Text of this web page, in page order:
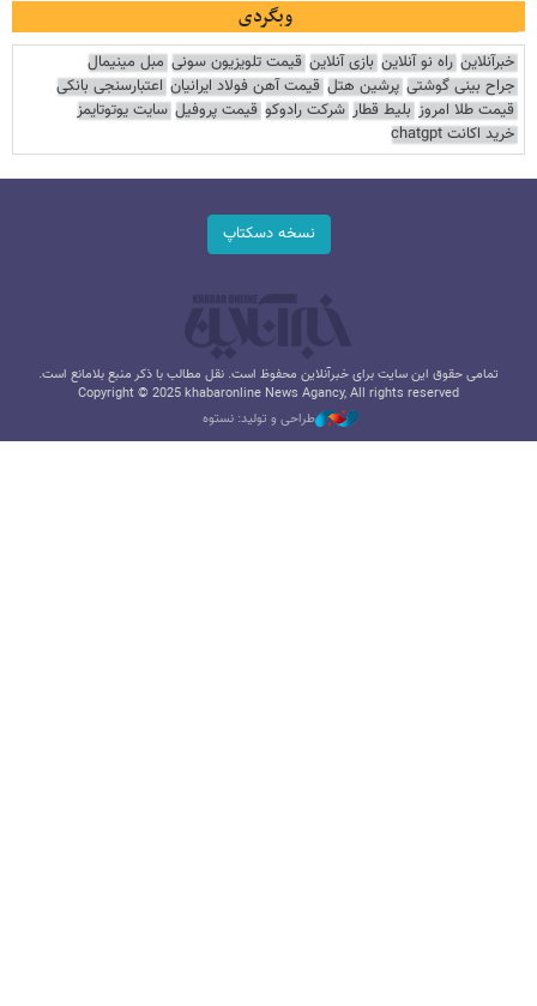
وبگردی
خبرآنلاین راه نو آنلاین بازی آنلاین قیمت تلویزیون سونی مبل مینیمال
جراح بینی گوشتی پرشین هتل قیمت آهن فولاد ایرانیان اعتبارسنجی بانکی
قیمت طلا امروز بلیط قطار شرکت رادوکو قیمت پروفیل سایت یوتوتایمز
خرید اکانت chatgpt
نسخه دسکتاپ
تمامی حقوق این سایت برای خبرآنلاین محفوظ است. نقل مطالب با ذکر منبع بلامانع است.
Copyright © 2025 khabaronline News Agancy, All rights reserved
طراحی و تولید: نستوه